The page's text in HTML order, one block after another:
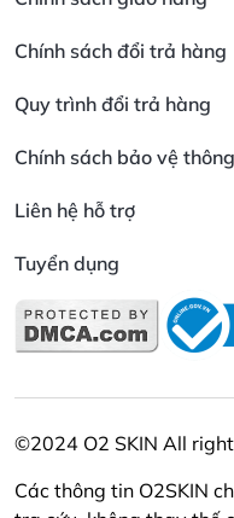
Chính sách đổi trả hàng
Quy trình đổi trả hàng
Chính sách bảo vệ
Liên hệ hỗ trợ
Tuyển dụng
©2024 O2 SKIN All
Các thông tin O2SKIN